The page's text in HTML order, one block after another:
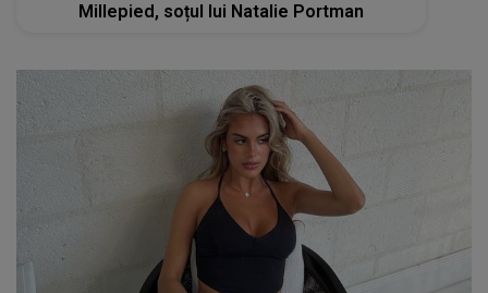
Millepied, soțul lui Natalie Portman